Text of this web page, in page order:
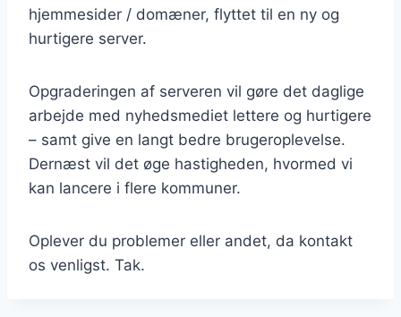
hjemmesider / domæner, flyttet til en ny og
hurtigere server.
Opgraderingen af serveren vil gøre det daglige
arbejde med nyhedsmediet lettere og hurtigere
– samt give en langt bedre brugeroplevelse.
Dernæst vil det øge hastigheden, hvormed vi
kan lancere i flere kommuner.
Oplever du problemer eller andet, da kontakt
os venligst. Tak.